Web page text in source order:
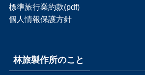
標準旅行業約款(pdf)
個人情報保護方針
林旅製作所のこと